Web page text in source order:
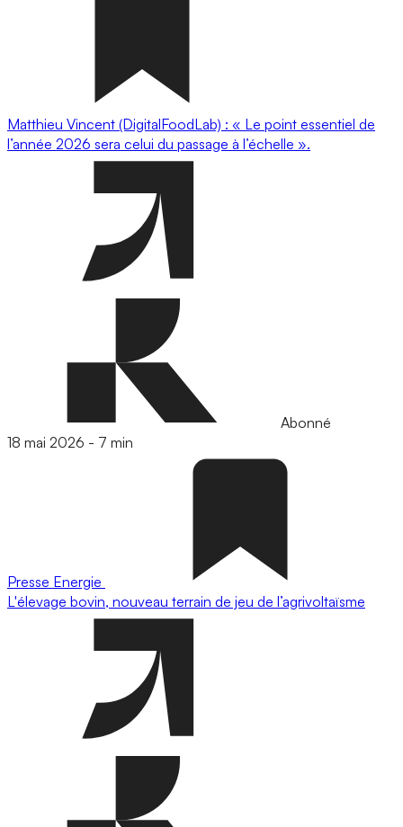
Matthieu Vincent (DigitalFoodLab) : « Le point essentiel de
l’année 2026 sera celui du passage à l’échelle ».
Abonné
18 mai 2026 - 7 min
Presse Energie
L'élevage bovin, nouveau terrain de jeu de l’agrivoltaïsme